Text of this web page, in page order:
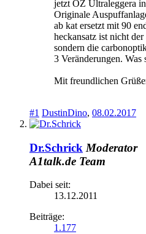
jetzt OZ Ultraleggera
Originale
ab kat ersetzt mit 90
heckansatz ist nicht
sondern die
3 Veränderungen. Was
Mit freundlichen
#1 DustinDino, 08.02.2017
Dr.Schrick Moderator
A1talk.de Team
Dabei seit:
13.12.2011
Beiträge:
1.177